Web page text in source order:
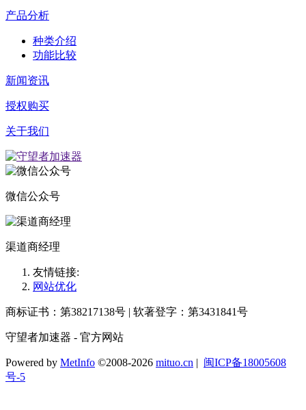
产品分析
种类介绍
功能比较
新闻资讯
授权购买
关于我们
微信公众号
渠道商经理
友情链接:
网站优化
商标证书：第38217138号 | 软著登字：第3431841号
守望者加速器 - 官方网站
Powered by MetInfo ©2008-2026 mituo.cn | 闽ICP备18005608
号-5